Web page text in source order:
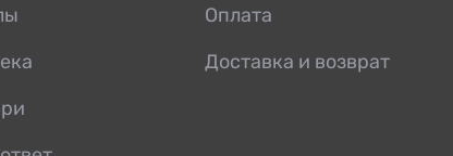
Оплата
Доставка и возврат